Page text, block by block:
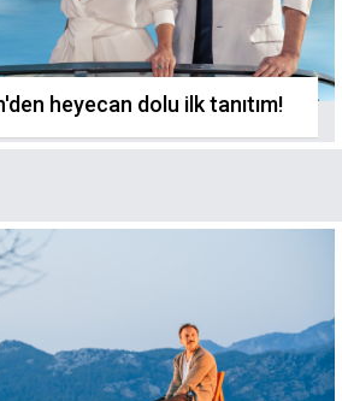
heyecan dolu ilk tanıtım!